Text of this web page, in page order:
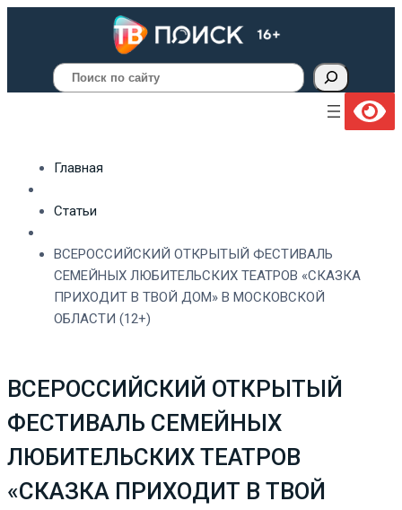
Поиск
Главная
Статьи
ВСЕРОССИЙСКИЙ ОТКРЫТЫЙ ФЕСТИВАЛЬ
СЕМЕЙНЫХ ЛЮБИТЕЛЬСКИХ ТЕАТРОВ «СКАЗКА
ПРИХОДИТ В ТВОЙ ДОМ» В МОСКОВСКОЙ
ОБЛАСТИ (12+)
ВСЕРОССИЙСКИЙ ОТКРЫТЫЙ
ФЕСТИВАЛЬ СЕМЕЙНЫХ
ЛЮБИТЕЛЬСКИХ ТЕАТРОВ
«СКАЗКА ПРИХОДИТ В ТВОЙ